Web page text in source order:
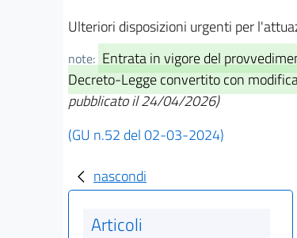
Ulteriori disposizioni urgenti per
note: Entrata in vigore del
Decreto-Legge convertito con
pubblicato il 24/04/2026)
(GU n.52 del 02-03-2024)
nascondi
Articoli